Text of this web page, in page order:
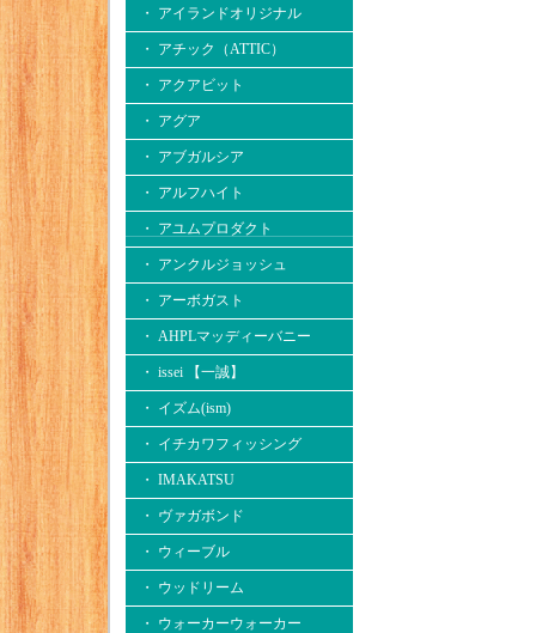
・ アイランドオリジナル
・ アチック（ATTIC）
・ アクアビット
・ アグア
・ アブガルシア
・ アルフハイト
・ アユムプロダクト
・ アンクルジョッシュ
・ アーボガスト
・ AHPLマッディーバニー
・ issei 【一誠】
・ イズム(ism)
・ イチカワフィッシング
・ IMAKATSU
・ ヴァガボンド
・ ウィーブル
・ ウッドリーム
・ ウォーカーウォーカー